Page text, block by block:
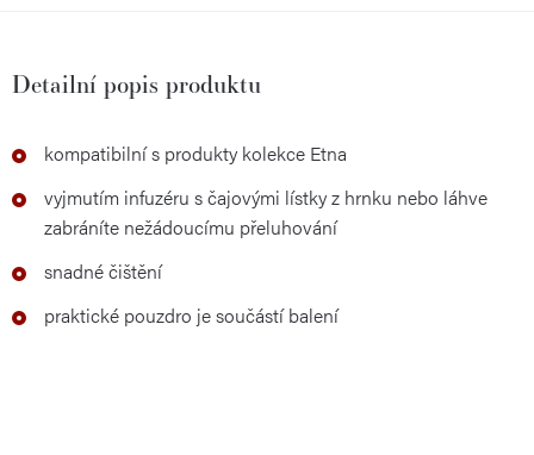
Detailní popis produktu
kompatibilní s produkty kolekce Etna
vyjmutím infuzéru s čajovými lístky z hrnku nebo láhve
zabráníte nežádoucímu přeluhování
snadné čištění
praktické pouzdro je součástí balení